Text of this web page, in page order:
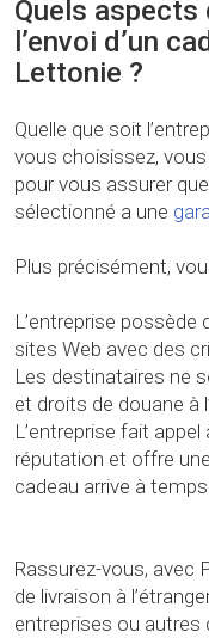
Quels
l’envoi d’un
Lettonie ?
Quelle que soit
vous choisissez,
pour vous assurer
sélectionné a une
Plus précisément,
L’entreprise possède
sites Web avec des
Les destinataires ne
et droits de douane à
L’entreprise fait
réputation et offre
cadeau arrive à
Rassurez-vous, avec
de livraison à
entreprises ou autres